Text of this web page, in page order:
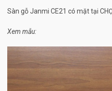
Sàn gỗ Janmi CE21 có mặt tại
Xem mẫu: